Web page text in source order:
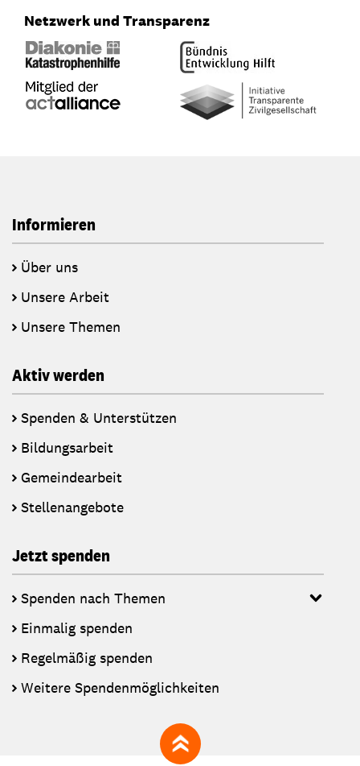
Netzwerk und Transparenz
Informieren
Über uns
Unsere Arbeit
Unsere Themen
Aktiv werden
Spenden & Unterstützen
Bildungsarbeit
Gemeindearbeit
Stellenangebote
Jetzt spenden
Spenden nach Themen
Einmalig spenden
Regelmäßig spenden
Weitere Spendenmöglichkeiten
zum Seitenanfang